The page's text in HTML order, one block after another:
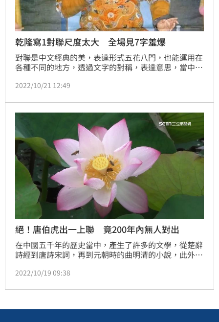
乾隆寫1對聯尺度太大 全場見7字羞爆
對聯是中文經典的美，表達形式五花八門，也能運用在
各種不同的地方，透過文字的對稱，表達意思，當中就
字創作的君主，更有許多關於對聯的鄉野奇文，其中就
2022/10/21 12:49
絕！唐伯虎出一上聯 竟200年內無人對出
在中國五千年的歷史當中，產生了許多的文學，從楚辭
詩經到唐詩宋詞，再到元朝時的曲明清的小說，此外，
虎所出的上聯「畫上荷花和尚畫」，這個上聯無論是正
對出下聯有相當高的難度。
2022/10/19 09:38